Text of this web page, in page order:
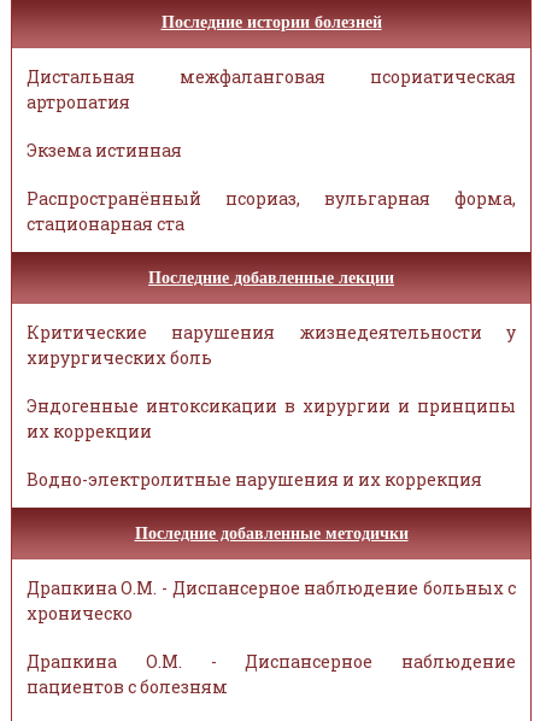
Последние истории болезней
Дистальная межфаланговая псориатическая
артропатия
Экзема истинная
Распространённый псориаз, вульгарная форма,
стационарная ста
Последние добавленные лекции
Критические нарушения жизнедеятельности у
хирургических боль
Эндогенные интоксикации в хирургии и принципы
их коррекции
Водно-электролитные нарушения и их коррекция
Последние добавленные методички
Драпкина О.М. - Диспансерное наблюдение больных с
хроническо
Драпкина О.М. - Диспансерное наблюдение
пациентов с болезням